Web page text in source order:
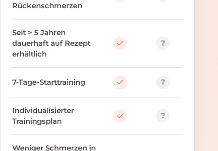
Rückenschmerzen
Seit > 5 Jahren
dauerhaft auf Rezept
erhältlich
?
7-Tage-Starttraining ?
Individualisierter
Trainingsplan
?
Weniger Schmerzen in